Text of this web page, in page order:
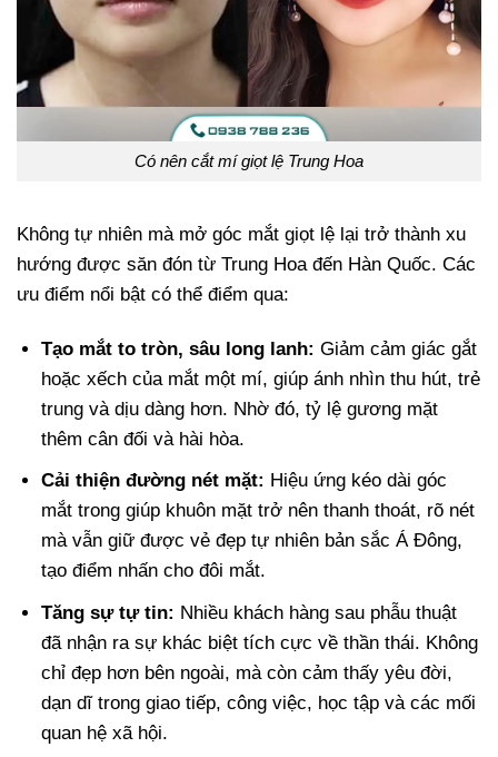
Có nên cắt mí giọt lệ Trung Hoa
Không tự nhiên mà mở góc mắt giọt lệ lại trở thành xu
hướng được săn đón từ Trung Hoa đến Hàn Quốc. Các
ưu điểm nổi bật có thể điểm qua:
Tạo mắt to tròn, sâu long lanh: Giảm cảm giác gắt
hoặc xếch của mắt một mí, giúp ánh nhìn thu hút, trẻ
trung và dịu dàng hơn. Nhờ đó, tỷ lệ gương mặt
thêm cân đối và hài hòa.
Cải thiện đường nét mặt: Hiệu ứng kéo dài góc
mắt trong giúp khuôn mặt trở nên thanh thoát, rõ nét
mà vẫn giữ được vẻ đẹp tự nhiên bản sắc Á Đông,
tạo điểm nhấn cho đôi mắt.
Tăng sự tự tin: Nhiều khách hàng sau phẫu thuật
đã nhận ra sự khác biệt tích cực về thần thái. Không
chỉ đẹp hơn bên ngoài, mà còn cảm thấy yêu đời,
dạn dĩ trong giao tiếp, công việc, học tập và các mối
quan hệ xã hội.